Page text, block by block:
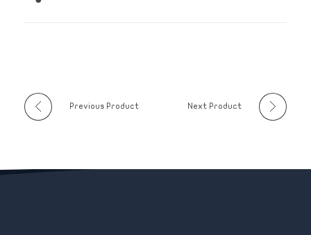
Previous Product Next Product